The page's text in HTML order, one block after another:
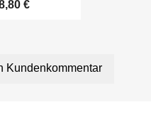
€
Kundenkommentar